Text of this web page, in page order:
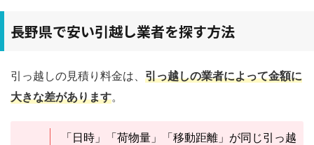
長野県で安い引越し業者を探す方法
引っ越しの見積り料金は、 引っ越しの業者によって金額に
大きな差があります。
「日時」「荷物量」「移動距離」が同じ引っ越